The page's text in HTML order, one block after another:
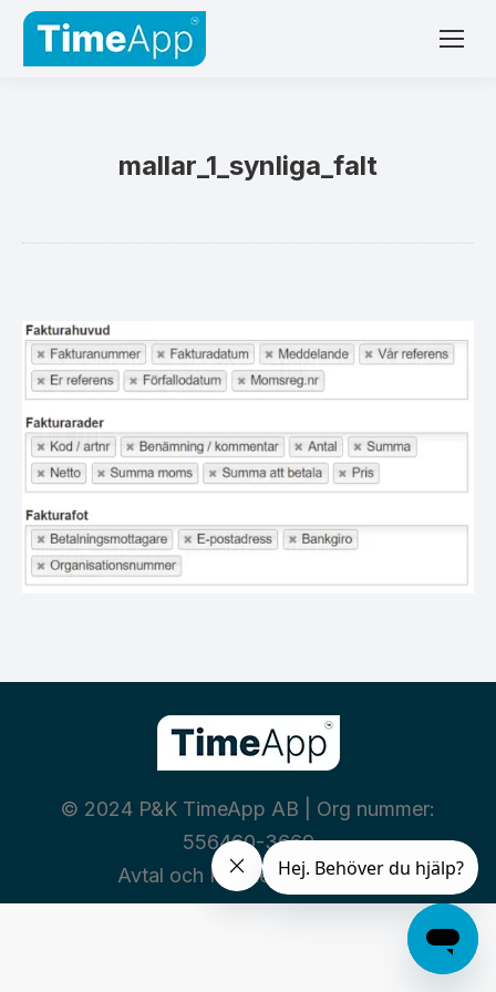
mallar_1_synliga_falt
© 2024 P&K TimeApp AB | Org nummer:
556460-3669
Avtal och Policies|Integritet